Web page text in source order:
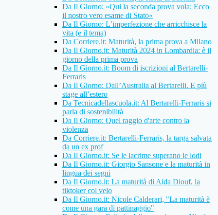
Da Il Giorno: «Qui la seconda prova vola: Ecco
il nostro vero esame di Stato»
Da Il Giorno: L’imperfezione che arricchisce la
vita (e il tema)
Da Corriere.it: Maturità, la prima prova a Milano
Da Il Giorno.it: Maturità 2024 in Lombardia: è il
giorno della prima prova
Da Il Giorno.it: Boom di iscrizioni al Bertarelli-
Ferraris
Da Il Giorno: Dall’Australia al Bertarelli. E più
stage all’estero
Da Tecnicadellascuola.it: Al Bertarelli-Ferraris si
parla di sostenibilità
Da Il Giorno: Quel raggio d'arte contro la
violenza
Da Corriere.it: Bertarelli-Ferraris, la targa salvata
da un ex prof
Da Il Giorno.it: Se le lacrime superano le lodi
Da Il Giorno.it: Giorgio Sansone e la maturità in
lingua dei segni
Da Il Giorno.it: La maturità di Aida Diouf, la
tiktoker col velo
Da Il Giorno.it: Nicole Calderari, "La maturità è
come una gara di pattinaggio"